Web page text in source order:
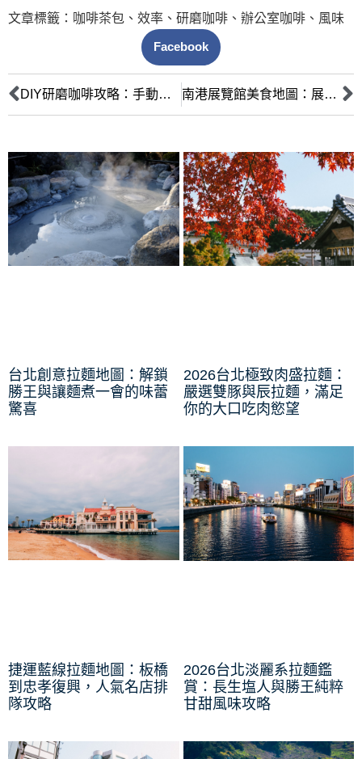
文章標籤： 咖啡茶包 、 效率 、 研磨咖啡 、 辦公室咖啡 、 風味
Facebook
DIY研磨咖啡攻略：手動與電動磨豆機優缺點全解析及選購指南 南港展覽館美食地圖：展期必吃 Top 10 質感餐廳攻略
台北創意拉麵地圖：解鎖
勝王與讓麵煮一會的味蕾
驚喜
2026台北極致肉盛拉麵：
嚴選雙豚與辰拉麵，滿足
你的大口吃肉慾望
捷運藍線拉麵地圖：板橋
到忠孝復興，人氣名店排
隊攻略
2026台北淡麗系拉麵鑑
賞：長生塩人與勝王純粹
甘甜風味攻略